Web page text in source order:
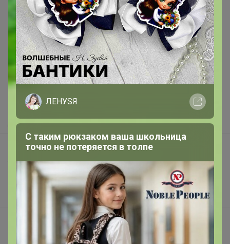
Реклама
Как здесь все устроено?
Как сделать заказ?
Как получить?
Доставка
Шоурумы
Торговые марки
Наша команда
Подарочные сертификаты
Реклама на сайте
ЛЕНУSЯ
С таким рюкзаком ваша школьница
точно не потеряется в толпе